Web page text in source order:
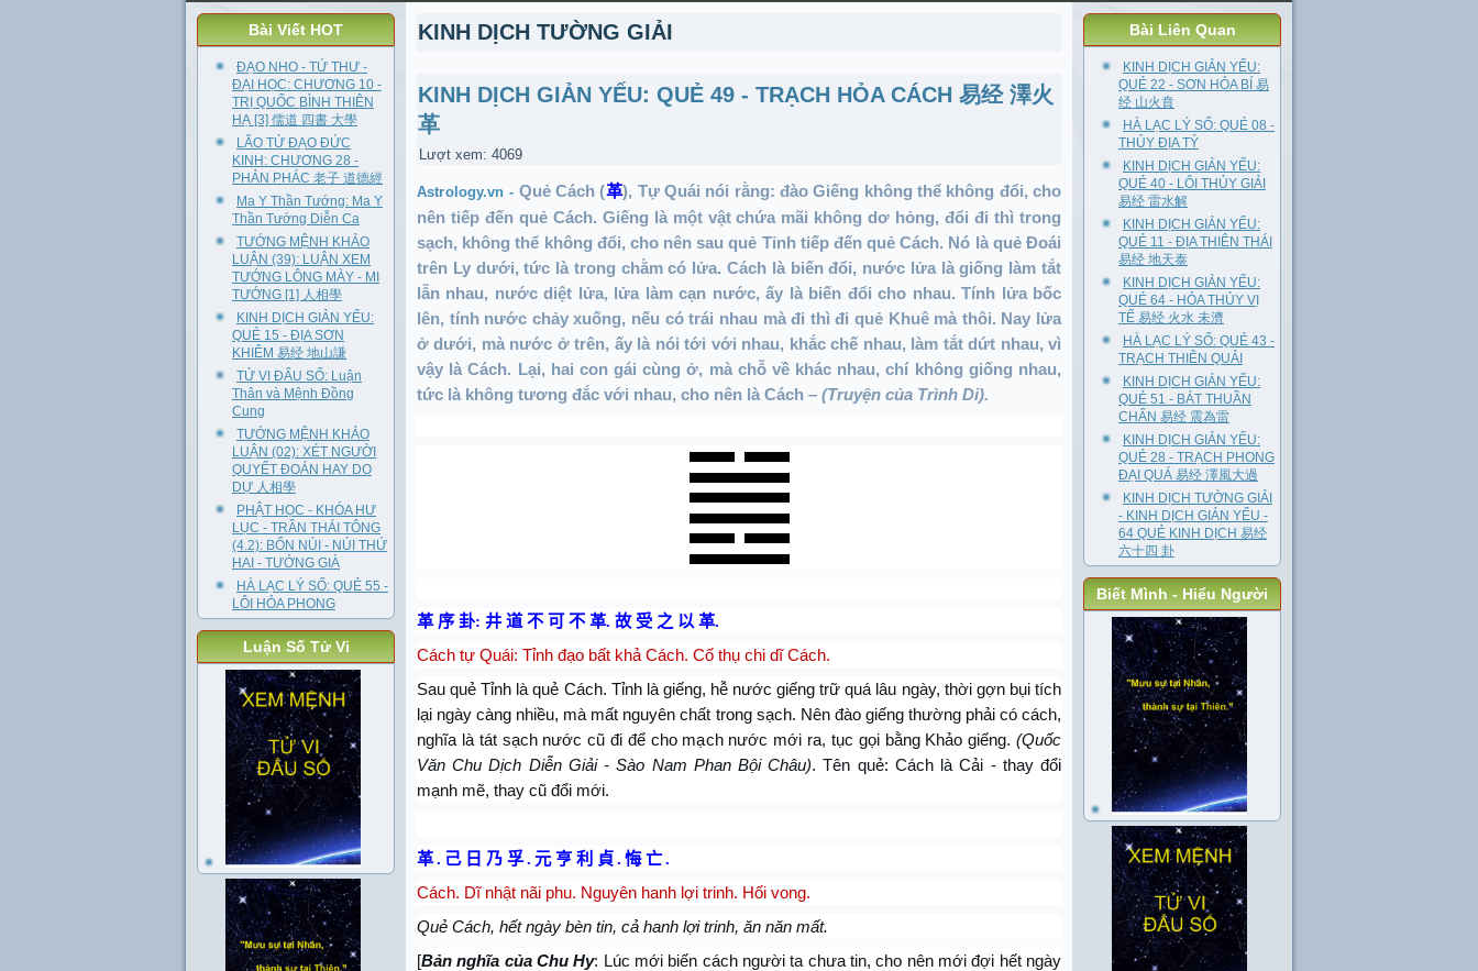
Bài Viết HOT
ĐẠO NHO - TỨ THƯ -
ĐẠI HỌC: CHƯƠNG 10 -
TRỊ QUỐC BÌNH THIÊN
HẠ [3] 儒道 四書 大學
LÃO TỬ ĐẠO ĐỨC
KINH: CHƯƠNG 28 -
PHẢN PHÁC 老子 道德經
Ma Y Thần Tướng: Ma Y
Thần Tướng Diễn Ca
TƯỚNG MỆNH KHẢO
LUẬN (39): LUẬN XEM
TƯỚNG LÔNG MÀY - MI
TƯỚNG [1] 人相學
KINH DỊCH GIẢN YẾU:
QUẺ 15 - ĐỊA SƠN
KHIÊM 易经 地山謙
TỬ VI ĐẨU SỐ: Luận
Thân và Mệnh Đồng
Cung
TƯỚNG MỆNH KHẢO
LUẬN (02): XÉT NGƯỜI
QUYẾT ĐOÁN HAY DO
DỰ 人相學
PHẬT HỌC - KHÓA HƯ
LỤC - TRẦN THÁI TÔNG
(4.2): BỐN NÚI - NÚI THỨ
HAI - TƯỚNG GIÀ
HÀ LẠC LÝ SỐ: QUẺ 55 -
LÔI HỎA PHONG
Luận Số Tử Vi
KINH DỊCH TƯỜNG GIẢI
KINH DỊCH GIẢN YẾU: QUẺ 49 - TRẠCH HỎA CÁCH 易经 澤火
革
Lượt xem: 4069
Astrology.vn - Quẻ Cách (革), Tự Quái nói rằng: đào Giếng không thể không đổi, cho
nên tiếp đến quẻ Cách. Giếng là một vật chứa mãi không dơ hỏng, đổi đi thì trong
sạch, không thể không đổi, cho nên sau quẻ Tỉnh tiếp đến quẻ Cách. Nó là quẻ Đoái
trên Ly dưới, tức là trong chằm có lửa. Cách là biến đổi, nước lửa là giống làm tắt
lẫn nhau, nước diệt lửa, lửa làm cạn nước, ấy là biến đổi cho nhau. Tính lửa bốc
lên, tính nước chảy xuống, nếu có trái nhau mà đi thì đi quẻ Khuê mà thôi. Nay lửa
ở dưới, mà nước ở trên, ấy là nói tới với nhau, khắc chế nhau, làm tắt dứt nhau, vì
vậy là Cách. Lại, hai con gái cùng ở, mà chỗ về khác nhau, chí không giống nhau,
tức là không tương đắc với nhau, cho nên là Cách – (Truyện của Trình Di).
革 序 卦: 井 道 不 可 不 革. 故 受 之 以 革.
Cách tự Quái: Tỉnh đạo bất khả Cách. Cố thụ chi dĩ Cách.
Sau quẻ Tỉnh là quẻ Cách. Tỉnh là giếng, hễ nước giếng trữ quá lâu ngày, thời gợn bụi tích
lại ngày càng nhiều, mà mất nguyên chất trong sạch. Nên đào giếng thường phải có cách,
nghĩa là tát sạch nước cũ đi để cho mạch nước mới ra, tục gọi bằng Khảo giếng. (Quốc
Văn Chu Dịch Diễn Giải - Sào Nam Phan Bội Châu). Tên quẻ: Cách là Cải - thay đổi
mạnh mẽ, thay cũ đổi mới.
革. 己 日 乃 孚. 元 亨 利 貞. 悔 亡.
Cách. Dĩ nhật nãi phu. Nguyên hanh lợi trinh. Hối vong.
Quẻ Cách, hết ngày bèn tin, cả hanh lợi trinh, ăn năn mất.
[Bản nghĩa của Chu Hy: Lúc mới biến cách người ta chưa tin, cho nên mới đợi hết ngày
Bài Liên Quan
KINH DỊCH GIẢN YẾU:
QUẺ 22 - SƠN HỎA BÍ 易
经 山火賁
HÀ LẠC LÝ SỐ: QUẺ 08 -
THỦY ĐỊA TỶ
KINH DỊCH GIẢN YẾU:
QUẺ 40 - LÔI THỦY GIẢI
易经 雷水解
KINH DỊCH GIẢN YẾU:
QUẺ 11 - ĐỊA THIÊN THÁI
易经 地天泰
KINH DỊCH GIẢN YẾU:
QUẺ 64 - HỎA THỦY VỊ
TẾ 易经 火水 未濟
HÀ LẠC LÝ SỐ: QUẺ 43 -
TRẠCH THIÊN QUẢI
KINH DỊCH GIẢN YẾU:
QUẺ 51 - BÁT THUẦN
CHẤN 易经 震為雷
KINH DỊCH GIẢN YẾU:
QUẺ 28 - TRẠCH PHONG
ĐẠI QUÁ 易经 澤風大過
KINH DỊCH TƯỜNG GIẢI
- KINH DỊCH GIẢN YẾU -
64 QUẺ KINH DỊCH 易经
六十四 卦
Biết Mình - Hiểu Người